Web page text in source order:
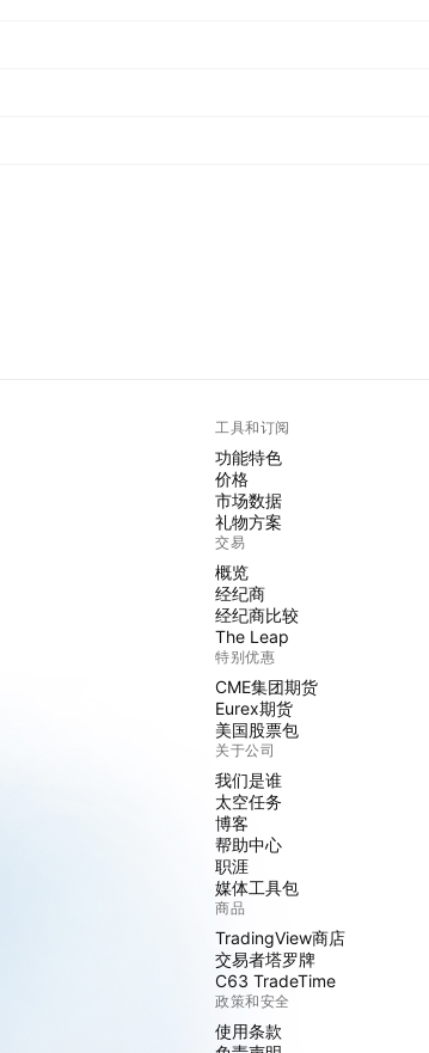
工具和订阅
功能特色
价格
市场数据
礼物方案
交易
概览
经纪商
经纪商比较
The Leap
特别优惠
CME集团期货
Eurex期货
美国股票包
关于公司
我们是谁
太空任务
博客
帮助中心
职涯
媒体工具包
商品
TradingView商店
交易者塔罗牌
C63 TradeTime
政策和安全
使用条款